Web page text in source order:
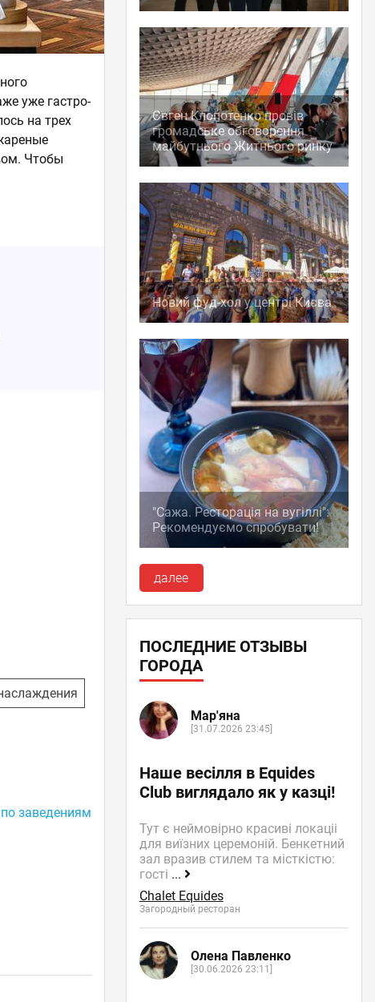
уже гастро-
на трех
Чтобы
заведениям
Євген Клопотенко провів
громадське обговорення
майбутнього Житнього ринку
Новий фуд-хол у центрі Києва
"Сажа. Ресторація на вугіллі":
Рекомендуємо спробувати!
далее
ПОСЛЕДНИЕ ОТЗЫВЫ
ГОРОДА
Мар'яна
[31.07.2026 23:45]
Наше весілля в Equides
Club виглядало як у казці!
Тут є неймовірно красиві локаціі
для виїзних церемоній. Бенкетний
зал вразив стилем та місткістю:
гості ...
Chalet Equides
Загородный ресторан
Олена Павленко
[30.06.2026 23:11]